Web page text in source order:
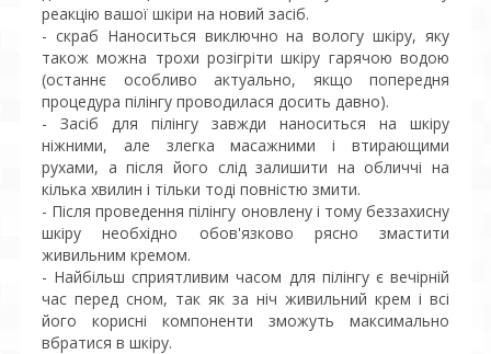
реакцію вашої шкіри на новий засіб.
- скраб Наноситься виключно на вологу шкіру, яку
також можна трохи розігріти шкіру гарячою водою
(останнє особливо актуально, якщо попередня
процедура пілінгу проводилася досить давно).
- Засіб для пілінгу завжди наноситься на шкіру
ніжними, але злегка масажними і втирающими
рухами, а після його слід залишити на обличчі на
кілька хвилин і тільки тоді повністю змити.
- Після проведення пілінгу оновлену і тому беззахисну
шкіру необхідно обов'язково рясно змастити
живильним кремом.
- Найбільш сприятливим часом для пілінгу є вечірній
час перед сном, так як за ніч живильний крем і всі
його корисні компоненти зможуть максимально
вбратися в шкіру.